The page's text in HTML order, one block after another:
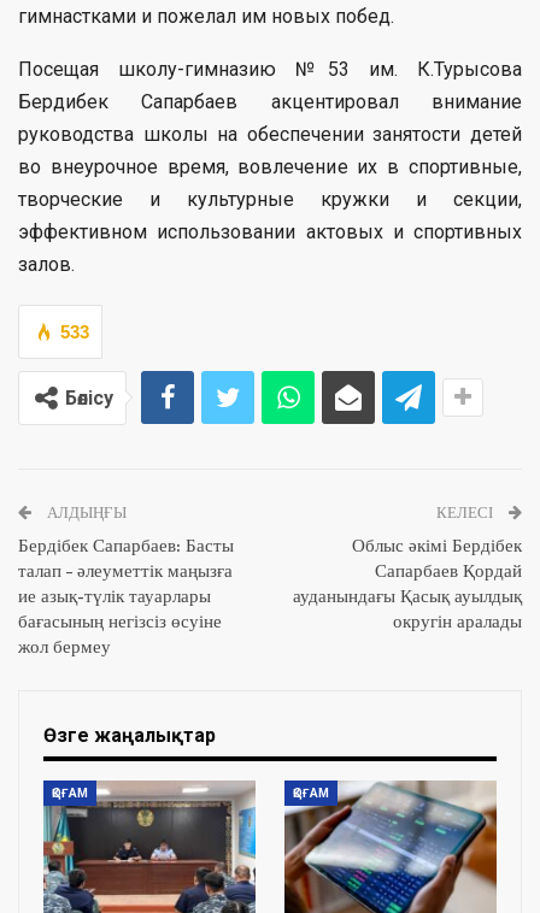
гимнастками и пожелал им новых побед.
Посещая школу-гимназию №53 им. К.Турысова
Бердибек Сапарбаев акцентировал внимание
руководства школы на обеспечении занятости детей
во внеурочное время, вовлечение их в спортивные,
творческие и культурные кружки и секции,
эффективном использовании актовых и спортивных
залов.
533
Бөлісу
АЛДЫҢҒЫ
Бердібек Сапарбаев: Басты
талап – әлеуметтік маңызға
ие азық-түлік тауарлары
бағасының негізсіз өсуіне
жол бермеу
КЕЛЕСІ
Облыс әкімі Бердібек
Сапарбаев Қордай
ауданындағы Қасық ауылдық
округін аралады
Өзге жаңалықтар
ҚОҒАМ ҚОҒАМ